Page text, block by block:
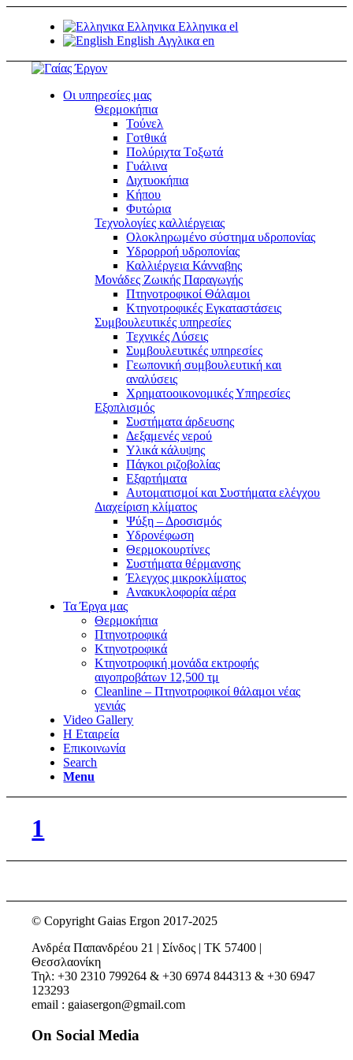
Ελληνικα Ελληνικα el
English Αγγλικα en
Οι υπηρεσίες μας
Θερμοκήπια
Τούνελ
Γοτθικά
Πολύριχτα Tοξωτά
Γυάλινα
Διχτυοκήπια
Κήπου
Φυτώρια
Τεχνολογίες καλλιέργειας
Ολοκληρωμένο σύστημα υδροπονίας
Υδρορροή υδροπονίας
Καλλιέργεια Κάνναβης
Μονάδες Ζωικής Παραγωγής
Πτηνοτροφικοί Θάλαμοι
Κτηνοτροφικές Εγκαταστάσεις
Συμβουλευτικές υπηρεσίες
Τεχνικές Λύσεις
Συμβουλευτικές υπηρεσίες
Γεωπονική συμβουλευτική και
αναλύσεις
Χρηματοοικονομικές Υπηρεσίες
Εξοπλισμός
Συστήματα άρδευσης
Δεξαμενές νερού
Υλικά κάλυψης
Πάγκοι ριζοβολίας
Εξαρτήματα
Αυτοματισμοί και Συστήματα ελέγχου
Διαχείριση κλίματος
Ψύξη – Δροσισμός
Υδρονέφωση
Θερμοκουρτίνες
Συστήματα θέρμανσης
Έλεγχος μικροκλίματος
Aνακυκλοφορία αέρα
Τα Έργα μας
Θερμοκήπια
Πτηνοτροφικά
Κτηνοτροφικά
Κτηνοτροφική μονάδα εκτροφής
αιγοπροβάτων 12,500 τμ
Cleanline – Πτηνοτροφικοί θάλαμοι νέας
γενιάς
Video Gallery
Η Εταιρεία
Επικοινωνία
Search
Menu
1
© Copyright Gaias Ergon 2017-2025
Ανδρέα Παπανδρέου 21 | Σίνδος | ΤΚ 57400 |
Θεσσλαονίκη
Τηλ: +30 2310 799264 & +30 6974 844313 & +30 6947
123293
email : gaiasergon@gmail.com
On Social Media